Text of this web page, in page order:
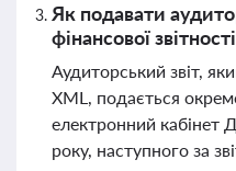
Як подавати
фінансової
Аудиторський звіт,
XML, подається
електронний кабінет
року, наступного за